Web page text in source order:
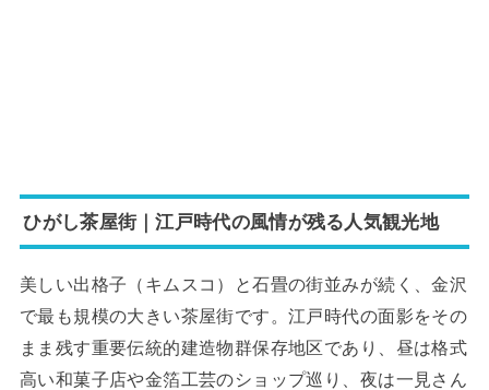
ひがし茶屋街｜江戸時代の風情が残る人気観光地
美しい出格子（キムスコ）と石畳の街並みが続く、金沢
で最も規模の大きい茶屋街です。江戸時代の面影をその
まま残す重要伝統的建造物群保存地区であり、昼は格式
高い和菓子店や金箔工芸のショップ巡り、夜は一見さん